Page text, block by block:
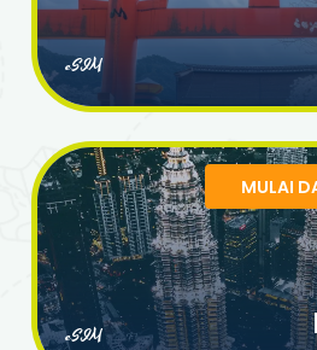
eSIM
MULAI
eSIM